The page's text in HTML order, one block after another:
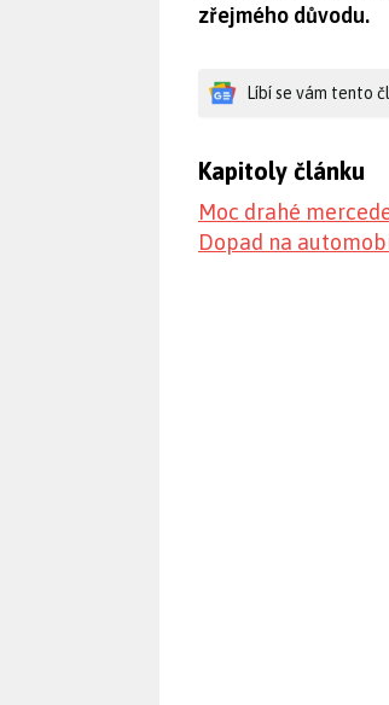
zřejmého důvodu.
Líbí se vám tento
Kapitoly článku
Moc drahé
Dopad na